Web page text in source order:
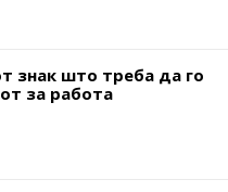
знак што треба да го
за работа